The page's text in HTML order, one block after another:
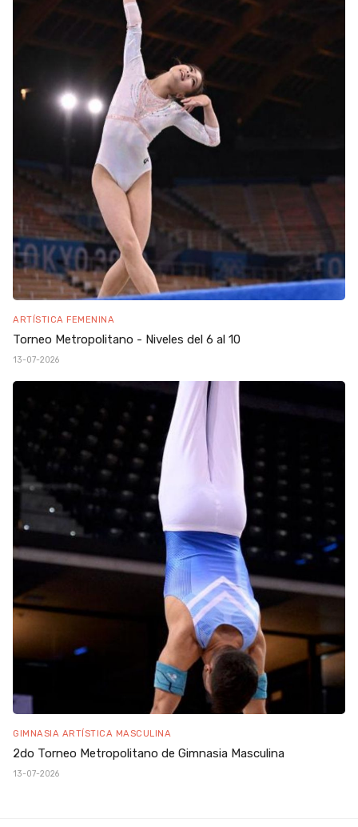
ARTÍSTICA FEMENINA
Torneo Metropolitano - Niveles del 6 al 10
13-07-2026
GIMNASIA ARTÍSTICA MASCULINA
2do Torneo Metropolitano de Gimnasia Masculina
13-07-2026